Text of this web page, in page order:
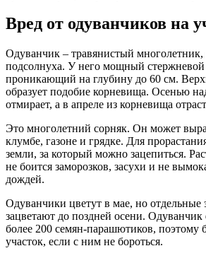
Вред от одуванчиков на
Одуванчик – травянистый многолетник,
подсолнуха. У него мощный стержневой
проникающий на глубину до 60 см.
образует подобие корневища. Осенью
отмирает, а в апреле из корневища
Это многолетний сорняк. Он может
клумбе, газоне и грядке. Для
земли, за который можно зацепиться.
не боится заморозков, засухи и не
дождей.
Одуванчики цветут в мае, но отдельные
зацветают до поздней осени. Одуванчик
более 200 семян-парашютиков, поэтому
участок, если с ним не бороться.